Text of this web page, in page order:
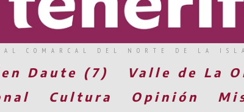
COMARCAL DEL NORTE DE LA
Daute (7) Valle de La
Cultura Opinión